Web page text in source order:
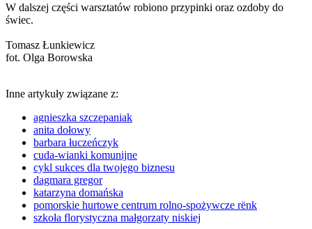
W dalszej części warsztatów robiono przypinki oraz ozdoby do
świec.
Tomasz Łunkiewicz
fot. Olga Borowska
Inne artykuły związane z:
agnieszka szczepaniak
anita dołowy
barbara łuczeńczyk
cuda-wianki komunijne
cykl sukces dla twojego biznesu
dagmara gregor
katarzyna domańska
pomorskie hurtowe centrum rolno-spożywcze rënk
szkoła florystyczna małgorzaty niskiej